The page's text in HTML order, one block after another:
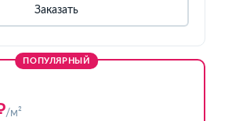
Заказать
ПОПУЛЯРНЫЙ
/м²